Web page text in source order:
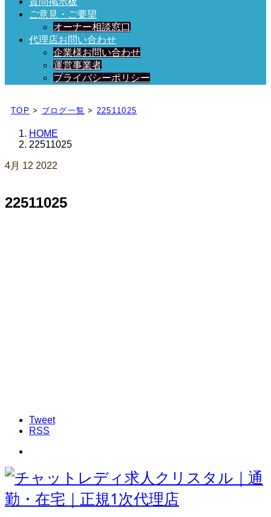
ご意見・ご要望
オーナー相談窓口
代理店お問い合わせ
企業様お問い合わせ
運営事業者
プライバシーポリシー
日々、ブログを更新中！
TOP > ブログ一覧 > 22511025
HOME
22511025
4月 12 2022
22511025
Tweet
RSS